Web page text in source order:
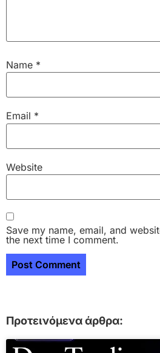
Name *
Email *
Website
Save my name, email, and
the next time I comment.
Προτεινόμενα άρθρα: